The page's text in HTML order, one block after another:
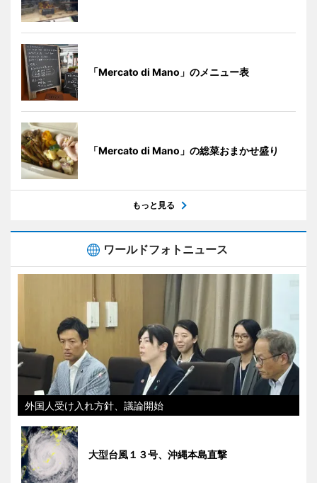
「Mercato di Mano」のメニュー表
「Mercato di Mano」の総菜おまかせ盛り
もっと見る
ワールドフォトニュース
外国人受け入れ方針、議論開始
大型台風１３号、沖縄本島直撃